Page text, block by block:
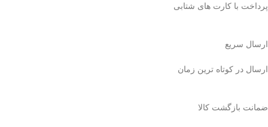
پرداخت با کارت های شتابی
ارسال سریع
ارسال در کوتاه ترین زمان
ضمانت بازگشت کالا